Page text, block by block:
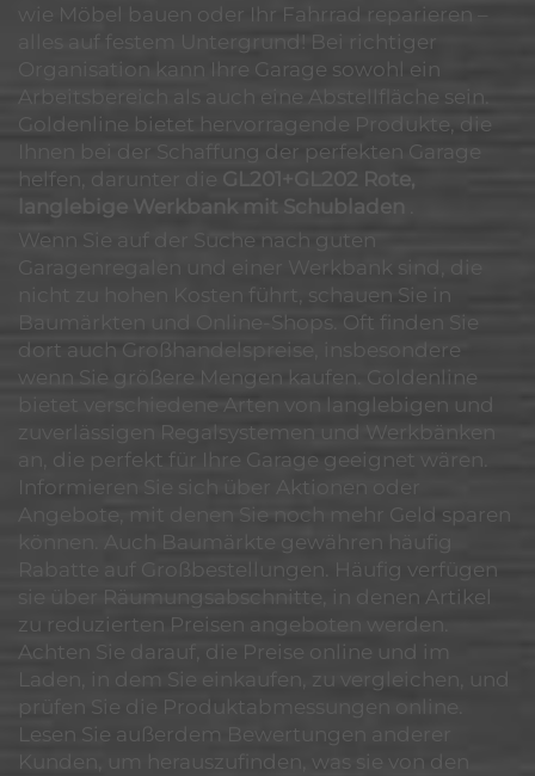
wie Möbel bauen oder Ihr Fahrrad reparieren –
alles auf festem Untergrund! Bei richtiger
Organisation kann Ihre Garage sowohl ein
Arbeitsbereich als auch eine Abstellfläche sein.
Goldenline bietet hervorragende Produkte, die
Ihnen bei der Schaffung der perfekten Garage
helfen, darunter die GL201+GL202 Rote,
langlebige Werkbank mit Schubladen
Wenn Sie auf der Suche nach guten
Garagenregalen und einer Werkbank sind, die
nicht zu hohen Kosten führt, schauen Sie in
Baumärkten und Online-Shops. Oft finden Sie
dort auch Großhandelspreise, insbesondere
wenn Sie größere Mengen kaufen. Goldenline
bietet verschiedene Arten von langlebigen und
zuverlässigen Regalsystemen und Werkbänken
an, die perfekt für Ihre Garage geeignet wären.
Informieren Sie sich über Aktionen oder
Angebote, mit denen Sie noch mehr Geld sparen
können. Auch Baumärkte gewähren häufig
Rabatte auf Großbestellungen. Häufig verfügen
sie über Räumungsabschnitte, in denen Artikel
zu reduzierten Preisen angeboten werden.
Achten Sie darauf, die Preise online und im
Laden, in dem Sie einkaufen, zu vergleichen, und
prüfen Sie die Produktabmessungen online.
Lesen Sie außerdem Bewertungen anderer
Kunden, um herauszufinden, was sie von den